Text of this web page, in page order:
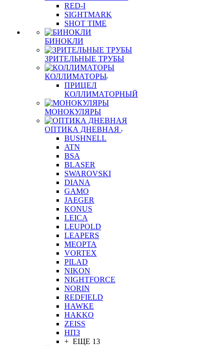
RED-I
SIGHTMARK
SHOT TIME
БИНОКЛИ
ЗРИТЕЛЬНЫЕ ТРУБЫ
КОЛЛИМАТОРЫ
ПРИЦЕЛ
КОЛЛИМАТОРНЫЙ
МОНОКУЛЯРЫ
ОПТИКА ДНЕВНАЯ
BUSHNELL
ATN
BSA
BLASER
SWAROVSKI
DIANA
GAMO
JAEGER
KONUS
LEICA
LEUPOLD
LEAPERS
MEOPTA
VORTEX
PILAD
NIKON
NIGHTFORCE
NORIN
REDFIELD
HAWKE
HAKKO
ZEISS
НПЗ
+ ЕЩЕ 13